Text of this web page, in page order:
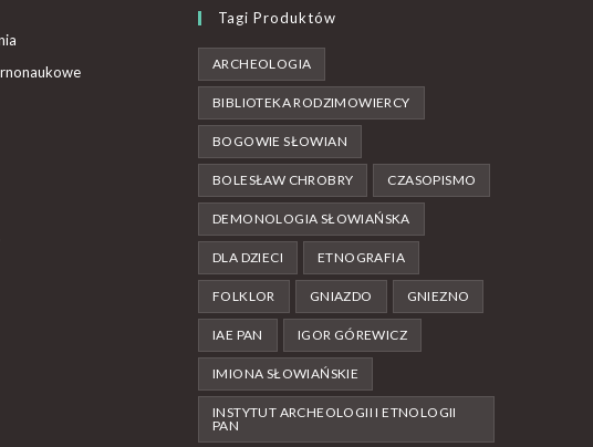
Tagi Produktów
ARCHEOLOGIA
BIBLIOTEKA RODZIMOWIERCY
BOGOWIE SŁOWIAN
BOLESŁAW CHROBRY CZASOPISMO
DEMONOLOGIA SŁOWIAŃSKA
DLA DZIECI ETNOGRAFIA
FOLKLOR GNIAZDO GNIEZNO
IAE PAN IGOR GÓREWICZ
IMIONA SŁOWIAŃSKIE
INSTYTUT ARCHEOLOGII I ETNOLOGII
PAN